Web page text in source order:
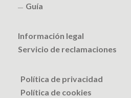
Guía
Información legal
Servicio de reclamaciones
Política de privacidad
Política de cookies